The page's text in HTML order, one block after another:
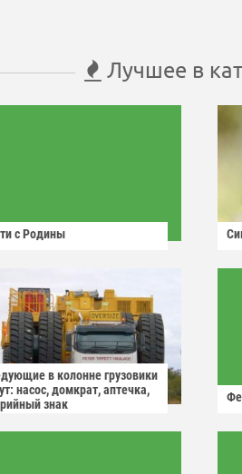
Лучшее в
с Родины
в колонне грузовики
насос, домкрат, аптечка,
знак